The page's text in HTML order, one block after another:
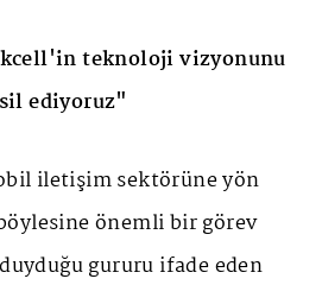
teknoloji vizyonunu
ediyoruz"
iletişim sektörüne yön
önemli bir görev
gururu ifade eden